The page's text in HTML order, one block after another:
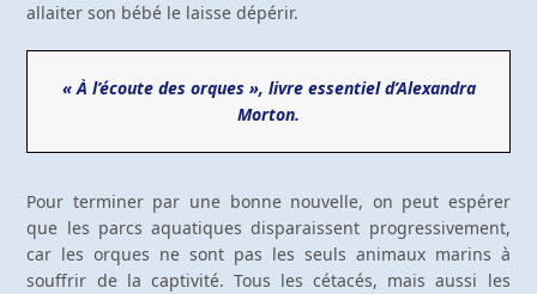
allaiter son bébé le laisse dépérir.
« À l’écoute des orques », livre essentiel d’Alexandra
Morton.
Pour terminer par une bonne nouvelle, on peut espérer
que les parcs aquatiques disparaissent progressivement,
car les orques ne sont pas les seuls animaux marins à
souffrir de la captivité. Tous les cétacés, mais aussi les